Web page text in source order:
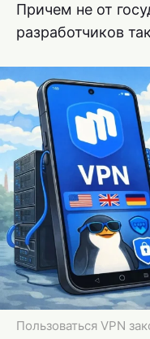
Причем не от
разработчиков
Пользоваться VPN